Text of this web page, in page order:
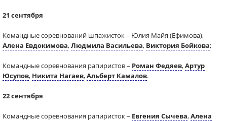
21 сентября
Командные соревнований шпажисток – Юлия Майя (Ефимова),
Алена Евдокимова,Людмила Васильева, Виктория Бойкова;
Командные соревнования рапиристов – Роман Федяев,Артур
Юсупов, Никита Нагаев,Альберт Камалов.
22 сентября
Командные соревнования рапиристок – Евгения Сычева,Алена